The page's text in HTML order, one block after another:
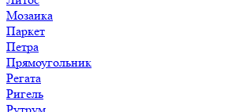
Мозаика
Паркет
Петра
Прямоугольник
Регата
Ригель